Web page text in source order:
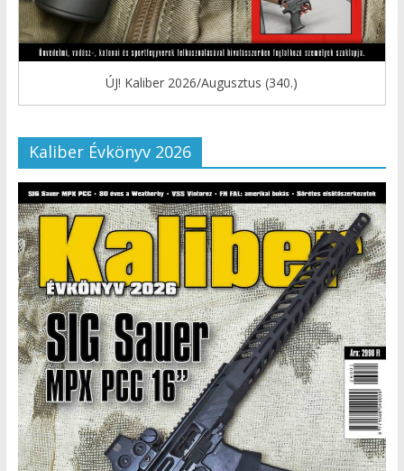
ÚJ! Kaliber 2026/Augusztus (340.)
Kaliber Évkönyv 2026